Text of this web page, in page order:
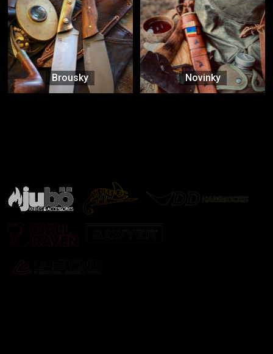
Brousky Novinky